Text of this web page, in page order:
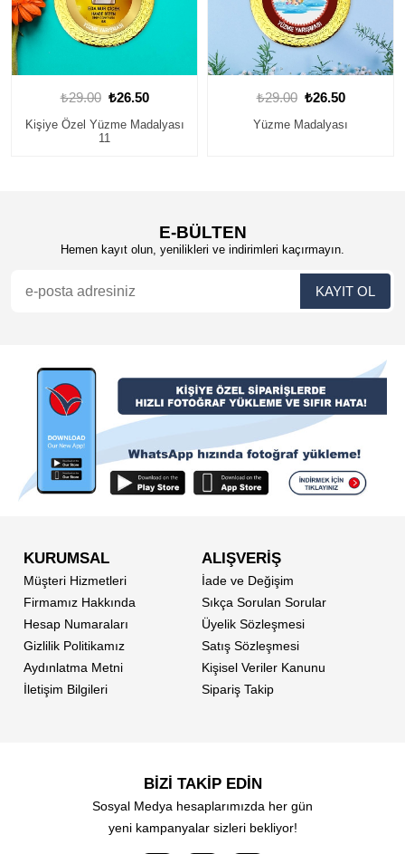
₺29.00 ₺26.50
Kişiye Özel Yüzme Madalyası
11
₺29.00 ₺26.50
Yüzme Madalyası
E-BÜLTEN
Hemen kayıt olun, yenilikleri ve indirimleri kaçırmayın.
KURUMSAL
Müşteri Hizmetleri
Firmamız Hakkında
Hesap Numaraları
Gizlilik Politikamız
Aydınlatma Metni
İletişim Bilgileri
ALIŞVERİŞ
İade ve Değişim
Sıkça Sorulan Sorular
Üyelik Sözleşmesi
Satış Sözleşmesi
Kişisel Veriler Kanunu
Sipariş Takip
BİZİ TAKİP EDİN
Sosyal Medya hesaplarımızda her gün
yeni kampanyalar sizleri bekliyor!